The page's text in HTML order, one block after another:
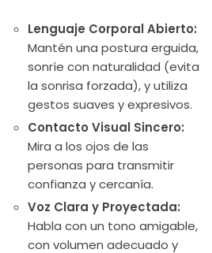
Lenguaje Corporal Abierto:
Mantén una postura erguida,
sonríe con naturalidad (evita
la sonrisa forzada), y utiliza
gestos suaves y expresivos.
Contacto Visual Sincero:
Mira a los ojos de las
personas para transmitir
confianza y cercanía.
Voz Clara y Proyectada:
Habla con un tono amigable,
con volumen adecuado y